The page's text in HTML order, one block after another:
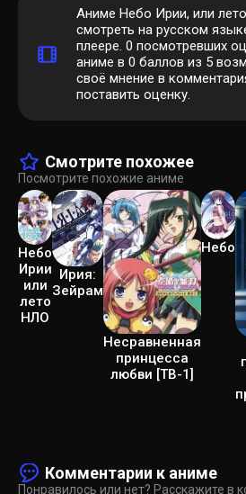
Аниме Небо Ирии, или
смотреть на русском
плеере. 0 посмотревших
аниме в 0 баллов из 5
своё мнение в
поставить оценку.
Смотрите похожее
Посмотрите похожие аниме
Небо
Ирии
или
лето
НЛО
Ирия:
Зейрам
Несравненная
принцесса
любви [ТВ-1]
Небо
Комментарии к аниме
Понравилось или нет? Расскажите в